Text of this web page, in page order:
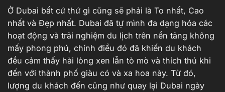
Ở Dubai bất cứ thứ gì cũng sẽ phải là To nhất, Cao
nhất và Đẹp nhất. Dubai đã tự mình đa dạng hóa các
hoạt động và trải nghiệm du lịch trên nền tảng không
mấy phong phú, chính điều đó đã khiến du khách
đều cảm thấy hài lòng xen lẫn tò mò và thích thú khi
đến với thành phố giàu có và xa hoa này. Từ đó,
lượng du khách đến cũng như quay lại Dubai ngày